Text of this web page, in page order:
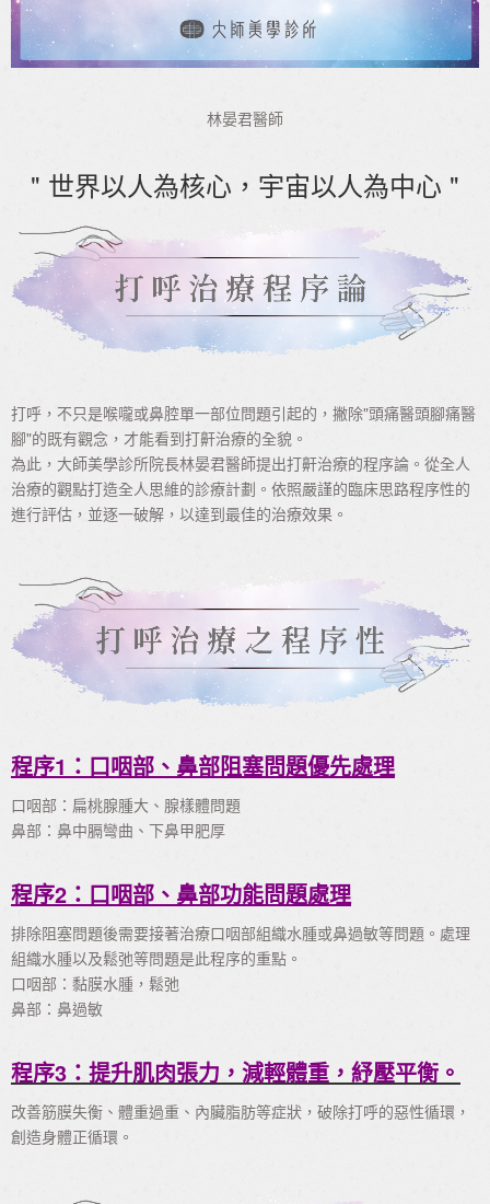
林晏君醫師
" 世界以人為核心，宇宙以人為中心 "
打呼，不只是喉嚨或鼻腔單一部位問題引起的，撇除"頭痛醫頭腳痛醫
腳"的既有觀念，才能看到打鼾治療的全貌。
為此，大師美學診所院長林晏君醫師提出打鼾治療的程序論。從全人
治療的觀點打造全人思維的診療計劃。依照嚴謹的臨床思路程序性的
進行評估，並逐一破解，以達到最佳的治療效果。
程序1：口咽部、鼻部阻塞問題優先處理
口咽部：扁桃腺腫大、腺樣體問題
鼻部：鼻中膈彎曲、下鼻甲肥厚
程序2：口咽部、鼻部功能問題處理
排除阻塞問題後需要接著治療口咽部組織水腫或鼻過敏等問題。處理
組織水腫以及鬆弛等問題是此程序的重點。
口咽部：黏膜水腫，鬆弛
鼻部：鼻過敏
程序3：提升肌肉張力，減輕體重，紓壓平衡。
改善筋膜失衡、體重過重、內臟脂肪等症狀，破除打呼的惡性循環，
創造身體正循環。